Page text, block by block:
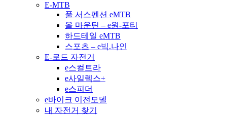
E-MTB
풀 서스펜션 eMTB
올 마운틴 – e원-포티
하드테일 eMTB
스포츠 – e빅.나인
E-로드 자전거
e스컬트라
e사일렉스+
e스피더
e바이크 이전모델
내 자전거 찾기